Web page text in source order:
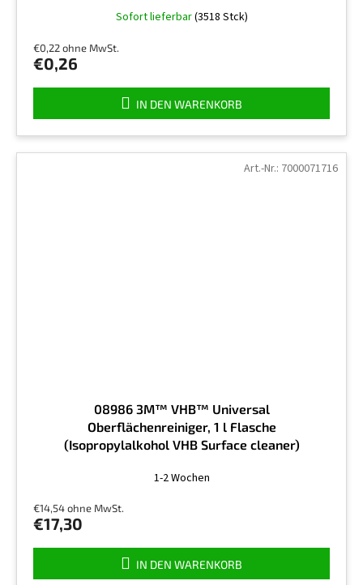
durchschnittliche
von
5
Sternen.
Sofort lieferbar(3518 Stck)
€0,22 ohne MwSt.
€0,26
IN DEN WARENKORB
08986 3M™ VHB™ Universal
Oberflächenreiniger, 1 l Flasche
(Isopropylalkohol VHB Surface cleaner)
Die
durchschnittliche
von
5
Sternen.
1-2 Wochen
€14,54 ohne MwSt.
€17,30
IN DEN WARENKORB
Art.-Nr.: 7000071716